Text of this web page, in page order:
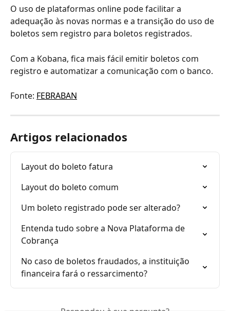
O uso de plataformas online pode facilitar a
adequação às novas normas e a transição do uso de
boletos sem registro para boletos registrados.
Com a Kobana, fica mais fácil emitir boletos com
registro e automatizar a comunicação com o banco.
Fonte: FEBRABAN
Artigos relacionados
Layout do boleto fatura
Layout do boleto comum
Um boleto registrado pode ser alterado?
Entenda tudo sobre a Nova Plataforma de
Cobrança
No caso de boletos fraudados, a instituição
financeira fará o ressarcimento?